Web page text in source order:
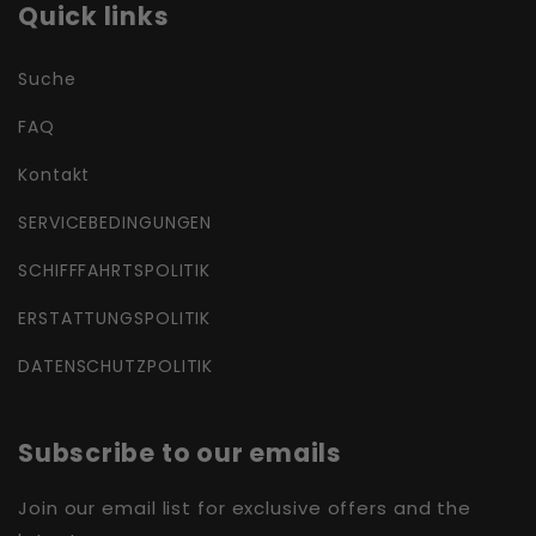
Quick links
Suche
FAQ
Kontakt
SERVICEBEDINGUNGEN
SCHIFFFAHRTSPOLITIK
ERSTATTUNGSPOLITIK
DATENSCHUTZPOLITIK
Subscribe to our emails
Join our email list for exclusive offers and the